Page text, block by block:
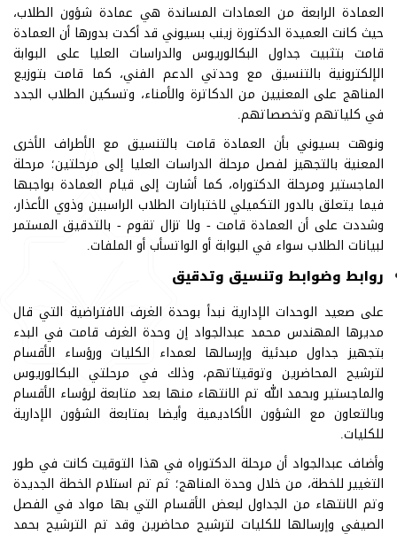
العمادة الرابعة من العمادات المساندة هي عمادة شؤون الطلاب،
حيث كانت العميدة الدكتورة زينب بسيوني قد أكدت بدورها أن العمادة
قامت بتثبيت جداول البكالوريوس والدراسات العليا على البوابة
الإلكترونية بالتنسيق مع وحدتي الدعم الفني، كما قامت بتوزيع
المناهج على المعنيين من الدكاترة والأمناء، وتسكين الطلاب الجدد
في كلياتهم وتخصصاتهم.
ونوهت بسيوني بأن العمادة قامت بالتنسيق مع الأطراف الأخرى
المعنية بالتجهيز لفصل مرحلة الدراسات العليا إلى مرحلتين؛ مرحلة
الماجستير ومرحلة الدكتوراه، كما أشارت إلى قيام العمادة بواجبها
فيما يتعلق بالدور التكميلي لاختبارات الطلاب الراسبين وذوي الأعذار،
وشددت على أن العمادة قامت - ولا تزال تقوم - بالتدقيق المستمر
لبيانات الطلاب سواء في البوابة أو الواتسأب أو الملفات.
روابط وضوابط وتنسيق وتدقيق
على صعيد الوحدات الإدارية نبدأ بوحدة الغرف الافتراضية التي قال
مديرها المهندس محمد عبدالجواد إن وحدة الغرف قامت في البدء
بتجهيز جداول مبدئية وإرسالها لعمداء الكليات ورؤساء الأقسام
لترشيح المحاضرين وتوقيتاتهم، وذلك في مرحلتي البكالوريوس
والماجستير وبحمد الله تم الانتهاء منها بعد متابعة لرؤساء الأقسام
وبالتعاون مع الشؤون الأكاديمية وأيضا بمتابعة الشؤون الإدارية
للكليات.
وأضاف عبدالجواد أن مرحلة الدكتوراه في هذا التوقيت كانت في طور
التغيير للخطة، من خلال وحدة المناهج؛ ثم تم استلام الخطة الجديدة
وتم الانتهاء من الجداول لبعض الأقسام التي بها مواد في الفصل
الصيفي وإرسالها للكليات لترشيح محاضرين وقد تم الترشيح بحمد